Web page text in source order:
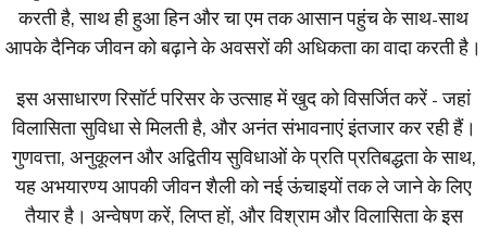
करती है, साथ ही हुआ हिन और चा एम तक आसान पहुंच के साथ-साथ
आपके दैनिक जीवन को बढ़ाने के अवसरों की अधिकता का वादा करती है।
इस असाधारण रिसॉर्ट परिसर के उत्साह में खुद को विसर्जित करें - जहां
विलासिता सुविधा से मिलती है, और अनंत संभावनाएं इंतजार कर रही हैं।
गुणवत्ता, अनुकूलन और अद्वितीय सुविधाओं के प्रति प्रतिबद्धता के साथ,
यह अभयारण्य आपकी जीवन शैली को नई ऊंचाइयों तक ले जाने के लिए
तैयार है। अन्वेषण करें, लिप्त हों, और विश्राम और विलासिता के इस